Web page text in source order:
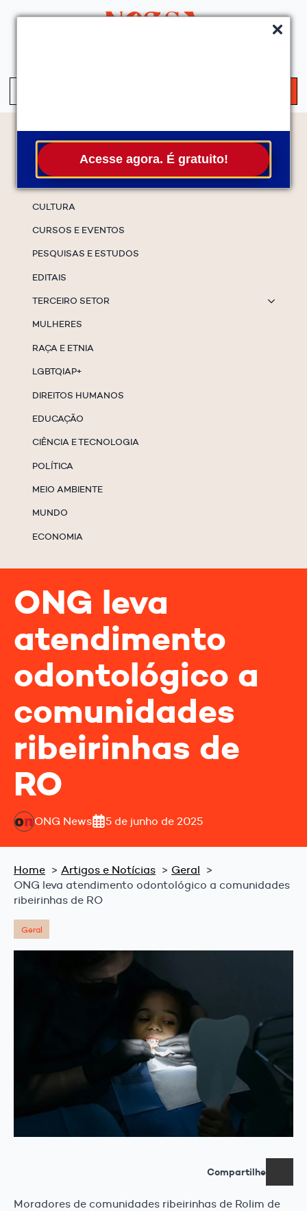
Acesse agora. É gratuito!
Temas
CULTURA
CURSOS E EVENTOS
PESQUISAS E ESTUDOS
EDITAIS
TERCEIRO SETOR
MULHERES
RAÇA E ETNIA
LGBTQIAP+
DIREITOS HUMANOS
EDUCAÇÃO
CIÊNCIA E TECNOLOGIA
POLÍTICA
MEIO AMBIENTE
MUNDO
ECONOMIA
ONG leva
atendimento
odontológico a
comunidades
ribeirinhas de
RO
ONG News 5 de junho de 2025
Home Artigos e Notícias
Geral
ONG leva atendimento odontológico a comunidades
ribeirinhas de RO
Geral
Compartilhe
Moradores de comunidades ribeirinhas de Rolim de